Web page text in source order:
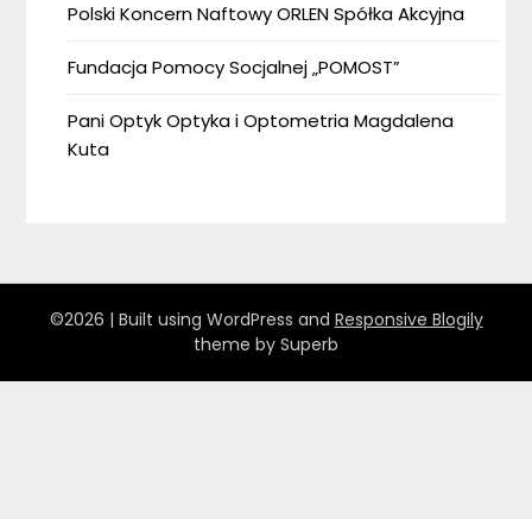
Polski Koncern Naftowy ORLEN Spółka Akcyjna
Fundacja Pomocy Socjalnej „POMOST”
Pani Optyk Optyka i Optometria Magdalena
Kuta
©2026 | Built using WordPress and Responsive Blogily
theme by Superb